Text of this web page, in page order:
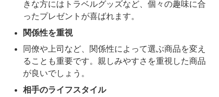
きな方にはトラベルグッズなど、個々の趣味に合
ったプレゼントが喜ばれます。
関係性を重視
同僚や上司など、関係性によって選ぶ商品を変え
ることも重要です。親しみやすさを重視した商品
が良いでしょう。
相手のライフスタイル